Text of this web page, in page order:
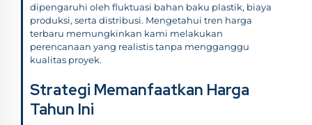
dipengaruhi oleh fluktuasi bahan baku plastik, biaya
produksi, serta distribusi. Mengetahui tren harga
terbaru memungkinkan kami melakukan
perencanaan yang realistis tanpa mengganggu
kualitas proyek.
Strategi Memanfaatkan Harga
Tahun Ini